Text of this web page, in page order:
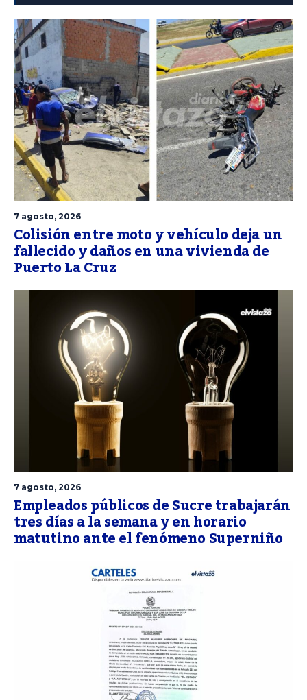
7 agosto, 2026
Colisión entre moto y vehículo deja un
fallecido y daños en una vivienda de
Puerto La Cruz
7 agosto, 2026
Empleados públicos de Sucre trabajarán
tres días a la semana y en horario
matutino ante el fenómeno Superniño